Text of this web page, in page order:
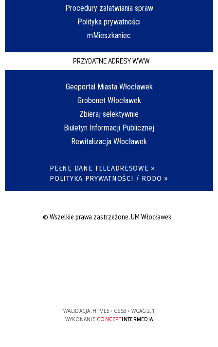
Procedury załatwiania spraw
Polityka prywatności
mMieszkaniec
PRZYDATNE ADRESY WWW
Geoportal Miasta Włocławek
Grobonet Włocławek
Zbieraj selektywnie
Biuletyn Informacji Publicznej
Rewitalizacja Włocławek
PEŁNE DANE TELEADRESOWE »
POLITYKA PRYWATNOŚCI / RODO »
© Wszelkie prawa zastrzeżone, UM Włocławek
WALIDACJA: HTML5+ CSS3 + WCAG 2.1
WYKONANIE CONCEPTINTERMEDIA